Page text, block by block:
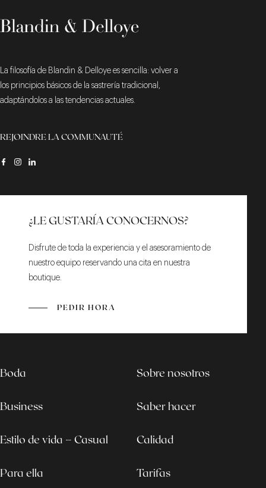
La filosofía de Blandin & Delloye es sencilla: volver a
los principios básicos de la sastrería tradicional,
adaptándolos a las tendencias actuales.
REJOINDRE LA COMMUNAUTÉ
¿LE GUSTARÍA CONOCERNOS?
Disfrute de toda la experiencia y el asesoramiento de
nuestro equipo reservando una cita en nuestra
boutique.
PEDIR HORA
Boda
Business
Estilo de vida – Casual
Para ella
Sobre nosotros
Saber hacer
Calidad
Tarifas